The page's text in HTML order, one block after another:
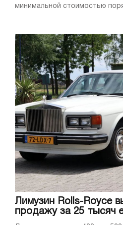
минимальной стоимостью
Лимузин Rolls-Royce
продажу за 25 тысяч